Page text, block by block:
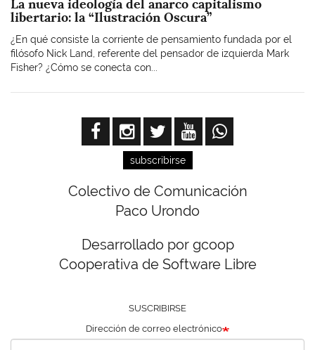
La nueva ideología del anarco capitalismo
libertario: la “Ilustración Oscura”
¿En qué consiste la corriente de pensamiento fundada por el
filósofo Nick Land, referente del pensador de izquierda Mark
Fisher? ¿Cómo se conecta con...
subscribirse
Colectivo de Comunicación
Paco Urondo
Desarrollado por gcoop
Cooperativa de Software Libre
SUSCRIBIRSE
Dirección de correo electrónico